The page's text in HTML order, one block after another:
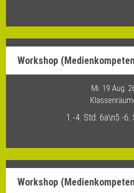
Workshop
1.-4. Std. 6a\n5.-6.
Mi. 19 Aug.
Workshop